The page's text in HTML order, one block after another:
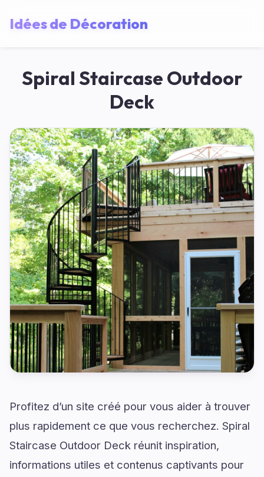
Idées de Décoration
Spiral Staircase Outdoor
Deck
Profitez d’un site créé pour vous aider à trouver
plus rapidement ce que vous recherchez. Spiral
Staircase Outdoor Deck réunit inspiration,
informations utiles et contenus captivants pour